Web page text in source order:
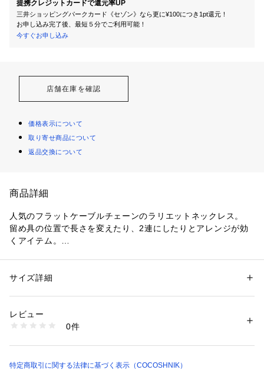
提携クレジットカードで還元率UP
三井ショッピングパークカード《セゾン》なら更に¥100につき1pt還元！
お申し込み完了後、最短５分でご利用可能！
今すぐお申し込み
店舗在庫を確認
価格表示について
取り寄せ商品について
返品交換について
商品詳細
人気のフラットケーブルチェーンのラリエットネックレス。
留め具の位置で長さを変えたり、2連にしたりとアレンジが効
くアイテム。
チェーンの長さは80cmとなります。
す。
性別：レディース
素材：SV925＋K18YGコーティング
商品番号：
767-31454 （ショップ）
サイズ詳細
レビュー
0件
特定商取引に関する法律に基づく表示（COCOSHNIK）